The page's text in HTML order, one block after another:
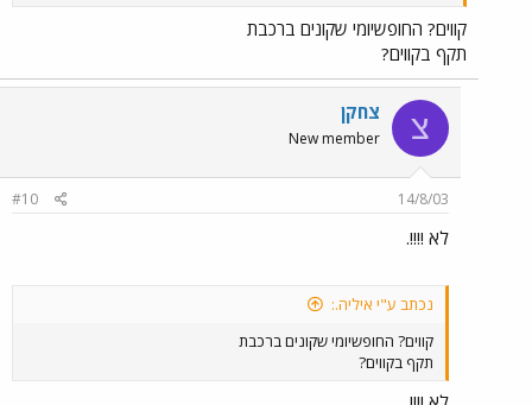
קווים? החופשיומי שקונים ברכבת
תקף בקווים?
צ צחקן
New member
14/8/03
#10
לא !!!!.
נכתב ע"י איליה.:
קווים? החופשיומי שקונים ברכבת
תקף בקווים?